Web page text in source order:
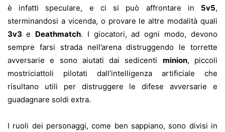
è infatti speculare, e ci si può affrontare in 5v5,
sterminandosi a vicenda, o provare le altre modalità quali
3v3 e Deathmatch. I giocatori, ad ogni modo, devono
sempre farsi strada nell’arena distruggendo le torrette
avversarie e sono aiutati dai sedicenti minion, piccoli
mostriciattoli pilotati dall’intelligenza artificiale che
risultano utili per distruggere le difese avversarie e
guadagnare soldi extra.
I ruoli dei personaggi, come ben sappiano, sono divisi in